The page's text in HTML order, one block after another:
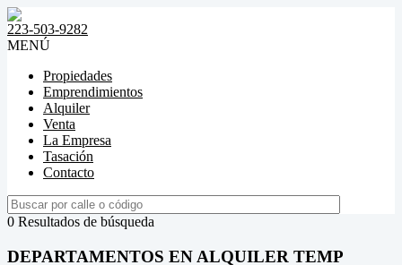
223-503-9282
MENÚ
Propiedades
Emprendimientos
Alquiler
Venta
La Empresa
Tasación
Contacto
0 Resultados de búsqueda
DEPARTAMENTOS EN ALQUILER TEMP